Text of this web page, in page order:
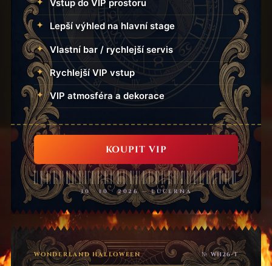
Vstup do VIP prostoru
Lepší výhled na hlavní stage
Vlastní bar / rychlejší servis
Rychlejší VIP vstup
VIP atmosféra a dekorace
KOUPIT VIP
30 · 10 · 2026 — LUCERNA
WONDERLAND HALLOWEEN № WH26-T